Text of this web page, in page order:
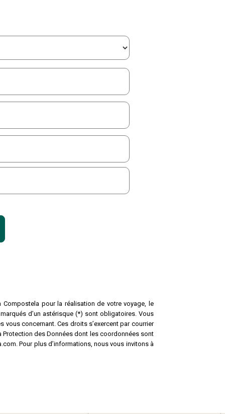
pour la réalisation de votre voyage, le
d’un astérisque (*) sont obligatoires. Vous
concernant. Ces droits s’exercent par courrier
Protection des Données dont les coordonnées sont
Pour plus d’informations, nous vous invitons à